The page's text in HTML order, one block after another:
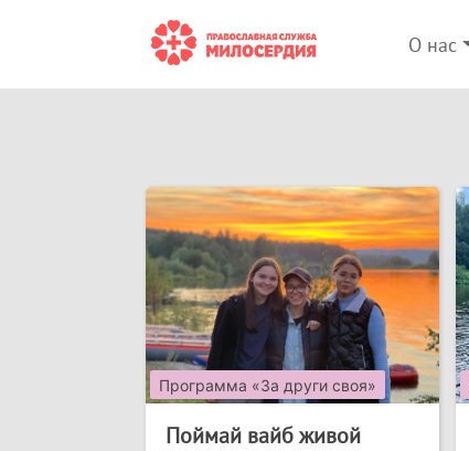
О нас
Программа «За други своя»
Поймай вайб живой